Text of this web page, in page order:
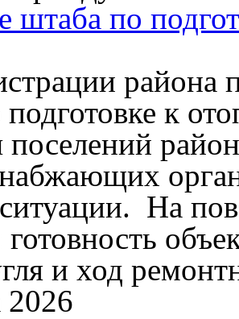
штаба по
района
к
поселений
На
и ход
2026